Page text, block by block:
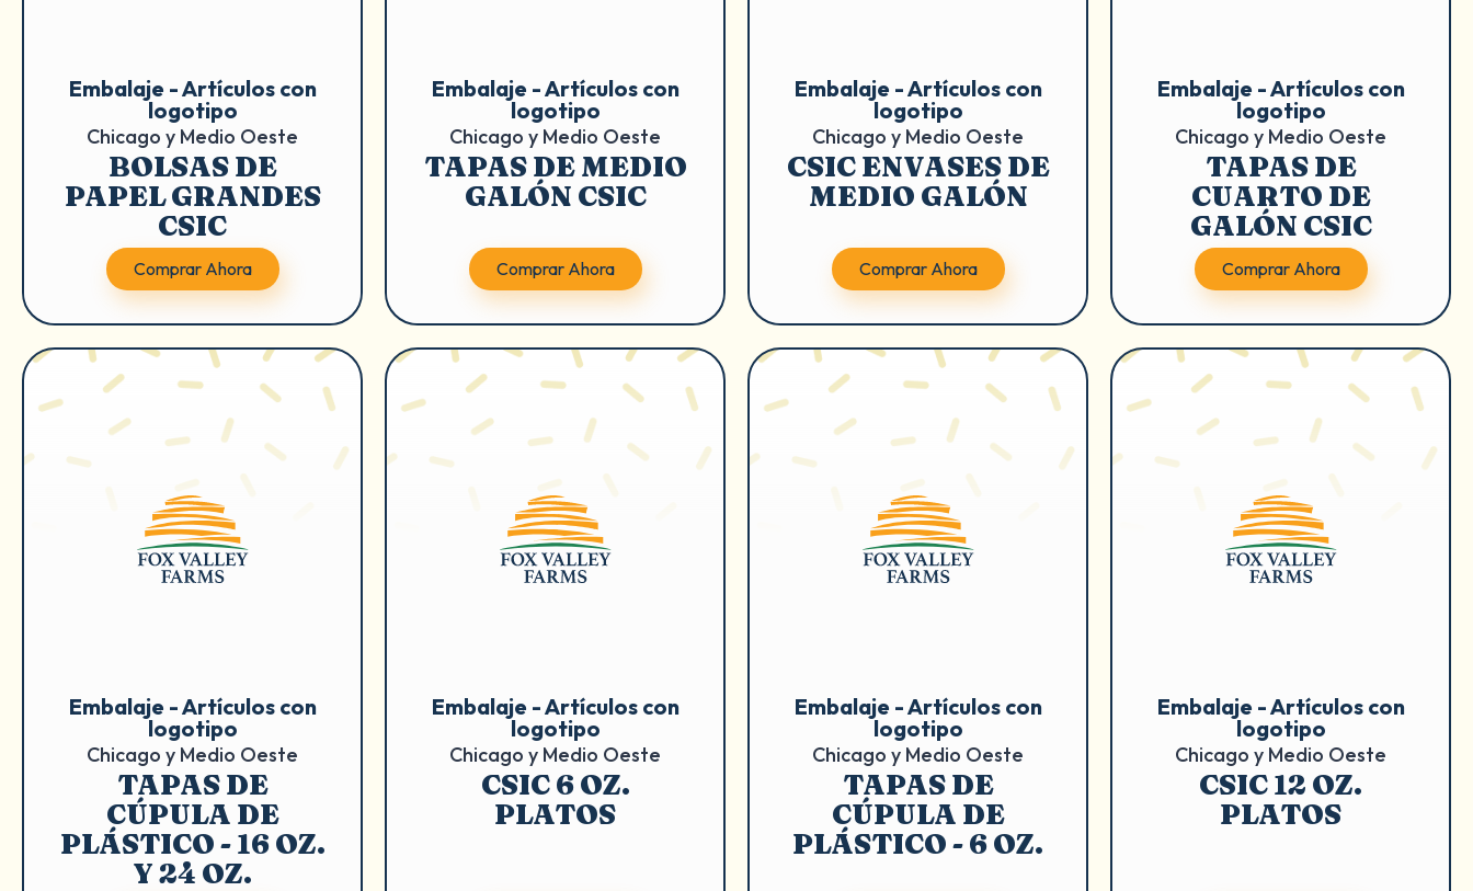
Embalaje - Artículos con
logotipo
Chicago y Medio Oeste
BOLSAS DE
PAPEL GRANDES
CSIC
Comprar Ahora
Embalaje - Artículos con
logotipo
Chicago y Medio Oeste
TAPAS DE MEDIO
GALÓN CSIC
Comprar Ahora
Embalaje - Artículos con
logotipo
Chicago y Medio Oeste
CSIC ENVASES DE
MEDIO GALÓN
Comprar Ahora
Embalaje - Artículos con
logotipo
Chicago y Medio Oeste
TAPAS DE
CUARTO DE
GALÓN CSIC
Comprar Ahora
Embalaje - Artículos con
logotipo
Chicago y Medio Oeste
TAPAS DE
CÚPULA DE
PLÁSTICO - 16 OZ.
Y 24 OZ.
Embalaje - Artículos con
logotipo
Chicago y Medio Oeste
CSIC 6 OZ.
PLATOS
Embalaje - Artículos con
logotipo
Chicago y Medio Oeste
TAPAS DE
CÚPULA DE
PLÁSTICO - 6 OZ.
Embalaje - Artículos con
logotipo
Chicago y Medio Oeste
CSIC 12 OZ.
PLATOS